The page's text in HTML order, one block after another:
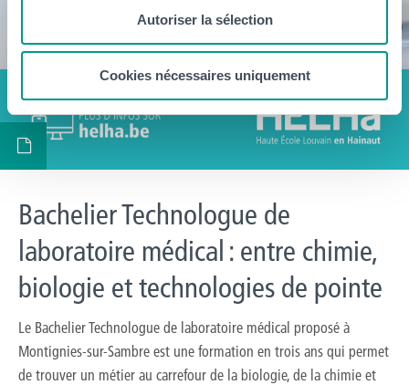
Autoriser la sélection
Cookies nécessaires uniquement
Bachelier Technologue de
laboratoire médical : entre chimie,
biologie et technologies de pointe
Le Bachelier Technologue de laboratoire médical proposé à
Montignies-sur-Sambre est une formation en trois ans qui permet
de trouver un métier au carrefour de la biologie, de la chimie et